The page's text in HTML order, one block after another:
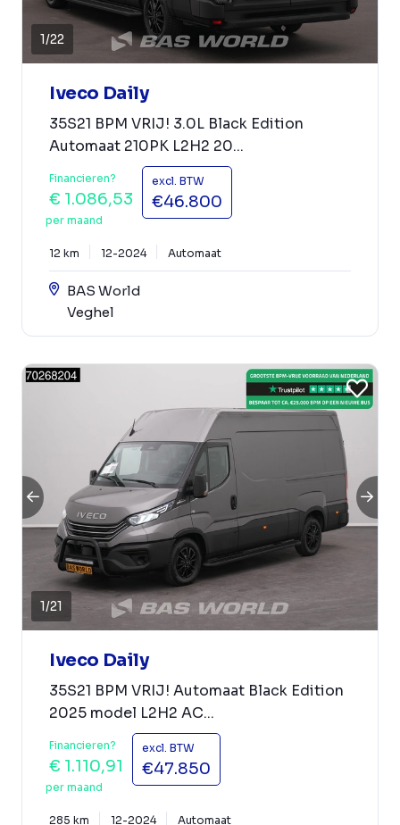
1/22
Iveco Daily
35S21 BPM VRIJ! 3.0L Black Edition
Automaat 210PK L2H2 20...
Financieren?
€ 1.086,53
per maand
excl. BTW
€46.800
12 km 12-2024 Automaat
BAS World
Veghel
1/21
Iveco Daily
35S21 BPM VRIJ! Automaat Black Edition
2025 model L2H2 AC...
Financieren?
€ 1.110,91
per maand
excl. BTW
€47.850
285 km 12-2024 Automaat